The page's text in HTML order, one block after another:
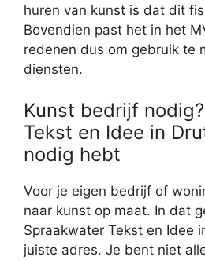
huren van kunst is dat dit
Bovendien past het in het
redenen dus om gebruik te
diensten.
Kunst bedrijf
Tekst en Idee in
nodig hebt
Voor je eigen bedrijf of
naar kunst op maat. In dat
Spraakwater Tekst en Idee
juiste adres. Je bent niet